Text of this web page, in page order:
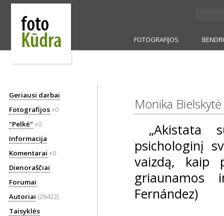
FOTOGRAFIJOS
Geriausi darbai
Fotografijos+0
"Pelkė" +0
Informacija
Komentarai +0
Dienoraščiai
Forumai
Autoriai (26422)
Taisyklės
Monika
„Akistata
psichologinį
vaizdą, kaip
griaunamos
Fernández)